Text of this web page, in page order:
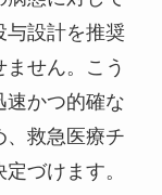
与設計を推奨
せん。こう
速かつ的確な
、救急医療チ
づけます。